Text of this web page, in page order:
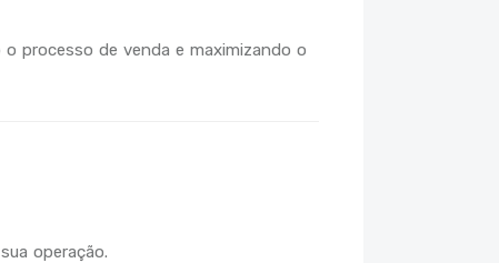
processo de venda e maximizando o
operação.